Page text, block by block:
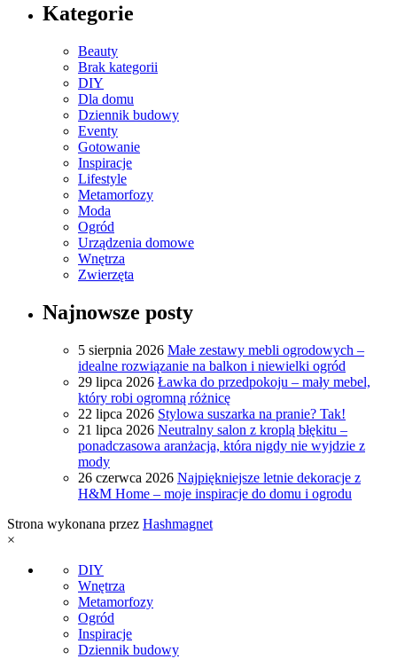
Kategorie
Beauty
Brak kategorii
DIY
Dla domu
Dziennik budowy
Eventy
Gotowanie
Inspiracje
Lifestyle
Metamorfozy
Moda
Ogród
Urządzenia domowe
Wnętrza
Zwierzęta
Najnowsze posty
5 sierpnia 2026 Małe zestawy mebli ogrodowych –
idealne rozwiązanie na balkon i niewielki ogród
29 lipca 2026 Ławka do przedpokoju – mały mebel,
który robi ogromną różnicę
22 lipca 2026 Stylowa suszarka na pranie? Tak!
21 lipca 2026 Neutralny salon z kroplą błękitu –
ponadczasowa aranżacja, która nigdy nie wyjdzie z
mody
26 czerwca 2026 Najpiękniejsze letnie dekoracje z
H&M Home – moje inspiracje do domu i ogrodu
Strona wykonana przez Hashmagnet
×
DIY
Wnętrza
Metamorfozy
Ogród
Inspiracje
Dziennik budowy